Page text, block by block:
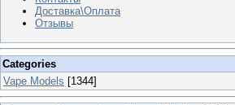
Доставка\Оплата
Отзывы
Categories
Vape Models [1344]